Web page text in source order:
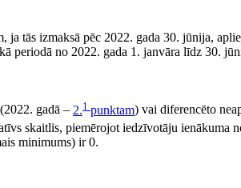
tās izmaksā pēc 2022. gada 30. jūnija,
periodā no 2022. gada 1. janvāra līdz 30.
(2022. gadā – 2.1 punktam) vai diferencēto
skaitlis, piemērojot iedzīvotāju ienākuma
minimums) ir 0.